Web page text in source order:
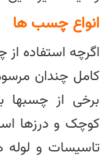
انواع چسب ها
اگرچه استفاده
کامل چندان
برخی از چسبها
کوچک و درزها
تاسیسات و